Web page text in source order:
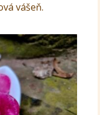
vášeň.